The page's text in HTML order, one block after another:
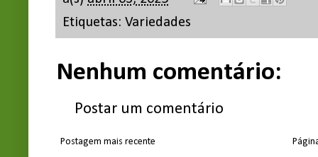
Etiquetas: Variedades
Nenhum comentário:
Postar um comentário
Postagem mais recente